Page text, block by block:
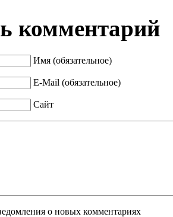
комментарий
Имя (обязательное)
E-Mail (обязательное)
Сайт
о новых комментариях